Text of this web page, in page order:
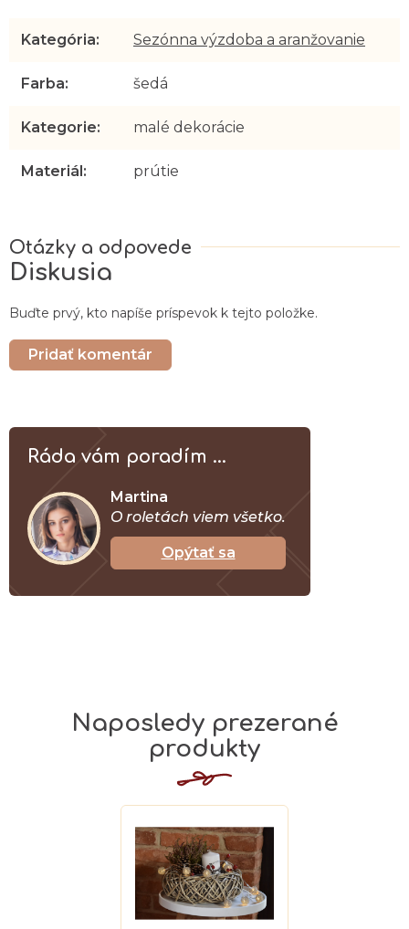
Diskusia
Buďte prvý, kto napíše príspevok k tejto položke.
Pridať komentár
Kategória: Sezónna výzdoba a aranžovanie
Farba: šedá
Kategorie: malé dekorácie
Materiál: prútie
Ráda vám poradím ...
Martina
O roletách viem všetko.
Opýtať sa
Naposledy prezerané
produkty